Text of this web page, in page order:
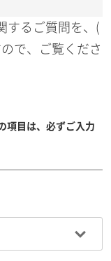
するご質問を、(
で、ご覧くださ
項目は、必ずご入力